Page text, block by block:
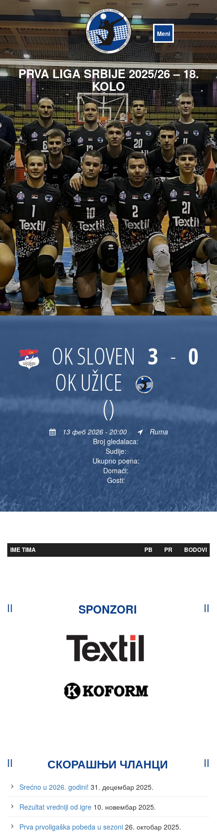
Open
Menu
PRVA LIGA SRBIJE 2025/26 – 18.
KOLO
OK SLOVEN 3 - 0
OK UŽICE
()
13 феб 2026 - 20:00
Ruma
Broj gledalaca:
Sudije:
Ukupno poena:
Domaći:
Gosti:
IME TIMA PB PR BODOVI
SPONZORI
СКОРАШЊИ ЧЛАНЦИ
Srećno u 2026. godini! 31. децембар 2025.
Rezultat vredniji od igre 10. новембар 2025.
Prva prvoligaška pobeda u sezoni 26. октобар 2025.